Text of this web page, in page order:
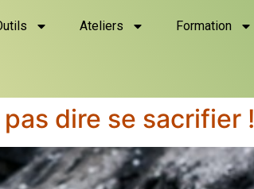
Ateliers Formation
dire se sacrifier !